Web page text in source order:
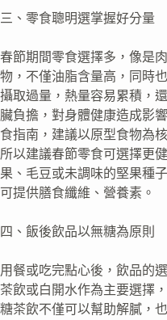
三、零食聰明選掌握好分量
春節期間零食選擇多，像是
物，不僅油脂含量高，同時
攝取過量，熱量容易累積，
臟負擔，對身體健康造成影
食指南，建議以原型食物為
所以建議春節零食可選擇更
果、毛豆或未調味的堅果種
可提供膳食纖維、營養素。
四、飯後飲品以無糖為原則
用餐或吃完點心後，飲品的
茶飲或白開水作為主要選擇
糖茶飲不僅可以幫助解膩，